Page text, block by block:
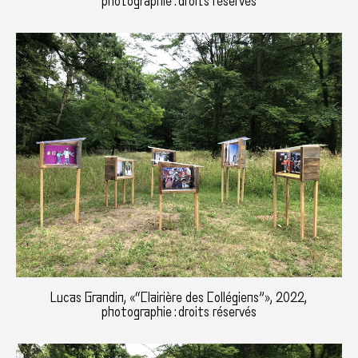
Lucas Grandin, «“Clairière des Collégiens”», 2022,
photographie : droits réservés